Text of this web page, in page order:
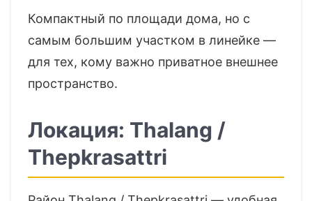
Компактный по площади дома, но с
самым большим участком в линейке —
для тех, кому важно приватное внешнее
пространство.
Локация: Thalang /
Thepkrasattri